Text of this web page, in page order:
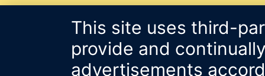
This site uses third-
provide and
advertisements